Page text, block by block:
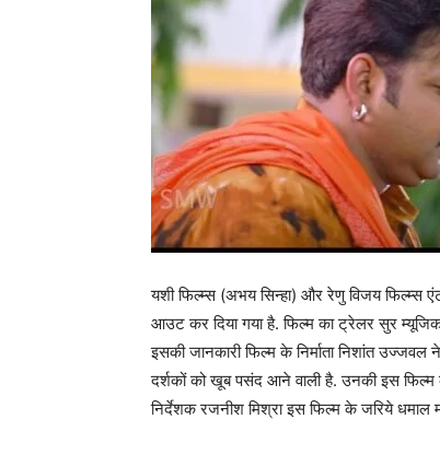
यशी फिल्म्स (अभय सिन्हा) और रेणु विजय फिल्म्स
आउट कर दिया गया है. फिल्म का ट्रेलर सुर
इसकी जानकारी फिल्म के निर्माता निशांत
दर्शकों को खूब पसंद आने वाली है. उनकी इस फिल्म
निर्देशक रजनीश मिश्रा इस फिल्म के जरिये धमाल